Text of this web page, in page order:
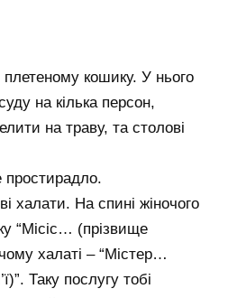
плетеному кошику. У нього
на кілька персон,
на траву, та столові
простирадло.
халати. На спині жіночого
“Місіс… (прізвище
халаті – “Містер…
Таку послугу тобі